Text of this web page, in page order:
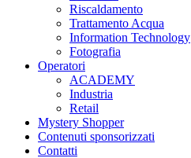
Riscaldamento
Trattamento Acqua
Information Technology
Fotografia
Operatori
ACADEMY
Industria
Retail
Mystery Shopper
Contenuti sponsorizzati
Contatti